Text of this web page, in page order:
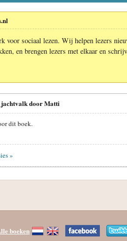
voor sociaal lezen. Wij helpen lezers
en brengen lezers met elkaar en
jachtvalk door Matti
dit boek.
»
boeken